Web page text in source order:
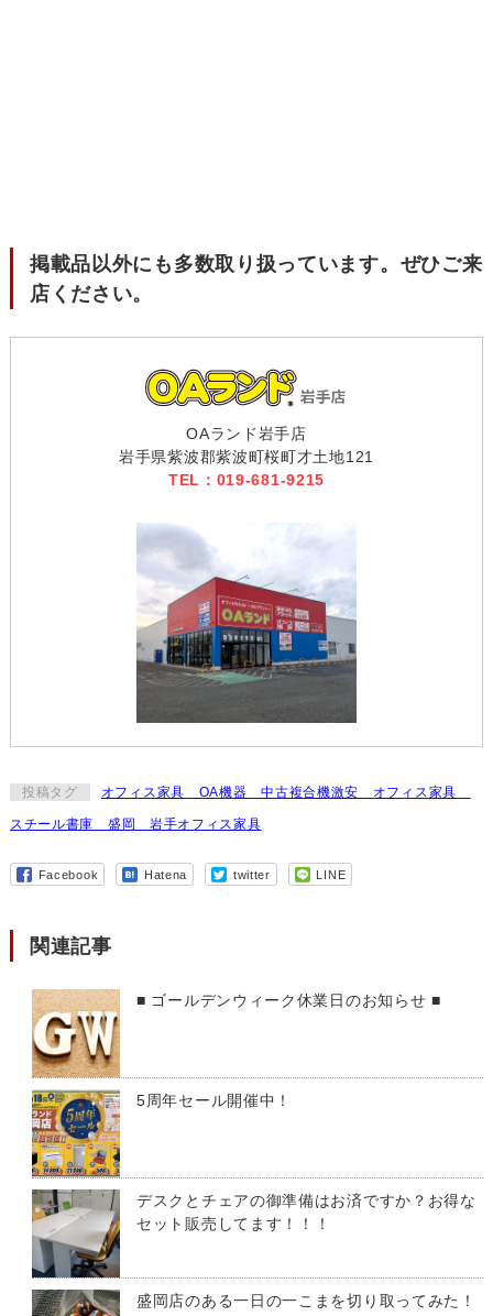
掲載品以外にも多数取り扱っています。ぜひご来
店ください。
OAランド岩手店
岩手県紫波郡紫波町桜町才土地121
TEL：019-681-9215
投稿タグ オフィス家具 OA機器 中古複合機激安 オフィス家具
スチール書庫 盛岡 岩手オフィス家具
Facebook Hatena twitter LINE
関連記事
■ ゴールデンウィーク休業日のお知らせ ■
5周年セール開催中！
デスクとチェアの御準備はお済ですか？お得な
セット販売してます！！！
盛岡店のある一日の一こまを切り取ってみた！